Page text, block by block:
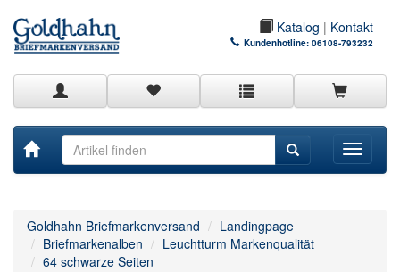
Katalog | Kontakt
Kundenhotline: 06108-793232
Toggle
Goldhahn Briefmarkenversand
Landingpage
Briefmarkenalben
Leuchtturm Markenqualität
64 schwarze Seiten